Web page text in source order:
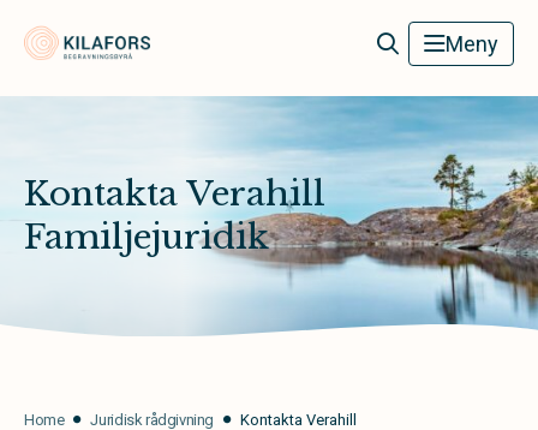
Kilafors Begravningsbyrå Meny
Kontakta Verahill
Familjejuridik
Home Juridisk rådgivning Kontakta Verahill